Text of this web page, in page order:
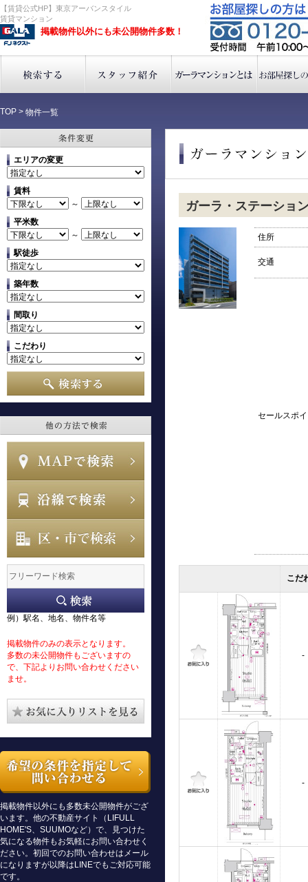
【賃貸公式HP】東京アーバンスタイル
賃貸マンション
掲載物件以外にも未公開物件多数！
TOP > 物件一覧
エリアの変更
賃料
～
平米数
～
駅徒歩
築年数
間取り
こだわり
例）駅名、地名、物件名等
掲載物件のみの表示となります。
多数の未公開物件もございますの
で、下記よりお問い合わせください
ませ。
掲載物件以外にも多数未公開物件がござ
います。他の不動産サイト（LIFULL
HOME'S、SUUMOなど）で、見つけた
気になる物件もお気軽にお問い合わせく
ださい。初回でのお問い合わせはメール
になりますが以降はLINEでもご対応可能
です。
ガーラ・ステーショ
住所
交通
セールスポ
こだ
-
-